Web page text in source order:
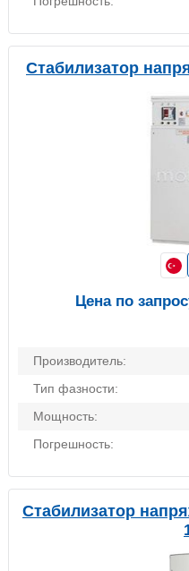
Стабилизатор
Производитель:
Тип фазности:
Мощность:
Погрешность:
Цена по
Стабилизатор